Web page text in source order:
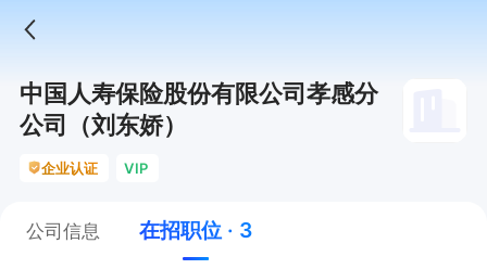
中国人寿保险股份有限公司孝感分
公司（刘东娇）
企业认证 VIP
公司信息 在招职位 · 3